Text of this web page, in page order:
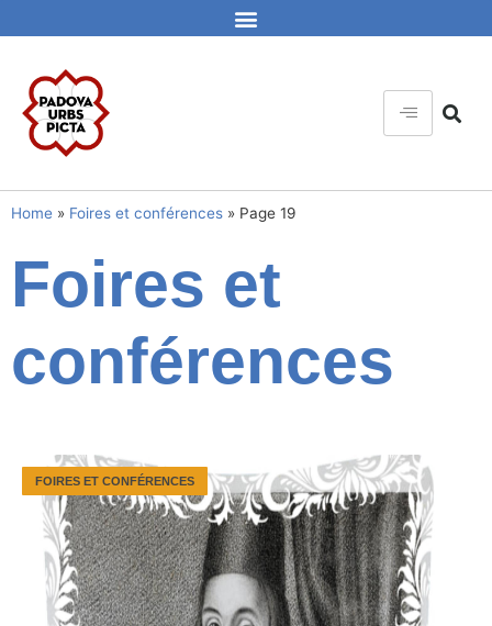
Home » Foires et conférences » Page 19
Foires et
conférences
FOIRES ET CONFÉRENCES